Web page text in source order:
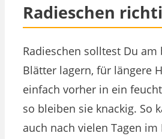
Radieschen
Radieschen solltest Du am
Blätter lagern, für längere
einfach vorher in ein
so bleiben sie knackig. So
auch nach vielen Tagen im